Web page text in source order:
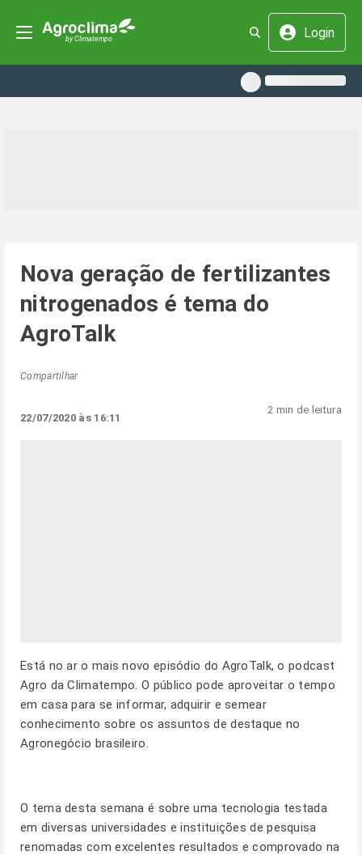
Login
Nova geração de fertilizantes
nitrogenados é tema do
AgroTalk
Compartilhar
22/07/2020 às 16:11
2 min de leitura
Está no ar o mais novo episódio do AgroTalk, o podcast
Agro da Climatempo. O público pode aproveitar o tempo
em casa para se informar, adquirir e semear
conhecimento sobre os assuntos de destaque no
Agronegócio brasileiro.
O tema desta semana é sobre uma tecnologia testada
em diversas universidades e instituições de pesquisa
renomadas com excelentes resultados e comprovado na